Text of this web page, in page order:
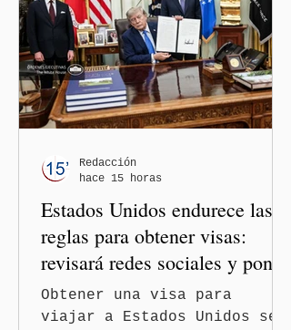
México y Perú. “Es
importante que más allá de
la orientación política de
los gobiernos —porque hay
orientaciones políticas de
los gobiernos, llegan por
— es importante que México
tenga relaciones
diplomáticas con el mu
Estados Unidos endurece las
reglas para obtener visas:
revisará redes sociales y pone
freno al Turismo de
Nacimiento
Obtener una visa para
viajar a Estados Unidos se
Redacción
hace 15 horas